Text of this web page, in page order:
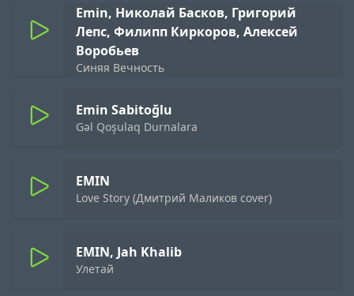
Emin, Николай Басков, Григорий
Лепс, Филипп Киркоров, Алексей
Воробьев
Синяя Вечность
Emin Sabitoğlu
Gəl Qoşulaq Durnalara
EMIN
Love Story (Дмитрий Маликов cover)
EMIN, Jah Khalib
Улетай